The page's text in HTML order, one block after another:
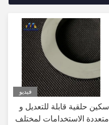
فيديو
سكين حلقية قابلة للتعديل و
متعددة الاستخدامات لمختلف